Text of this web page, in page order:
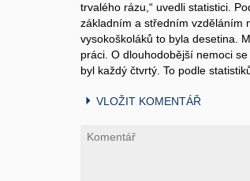
trvalého rázu,“ uvedli statistici.
základním a středním vzděláním
vysokoškoláků to byla desetina.
práci. O dlouhodobější nemoci
byl každý čtvrtý. To podle
VLOŽIT KOMENTÁŘ